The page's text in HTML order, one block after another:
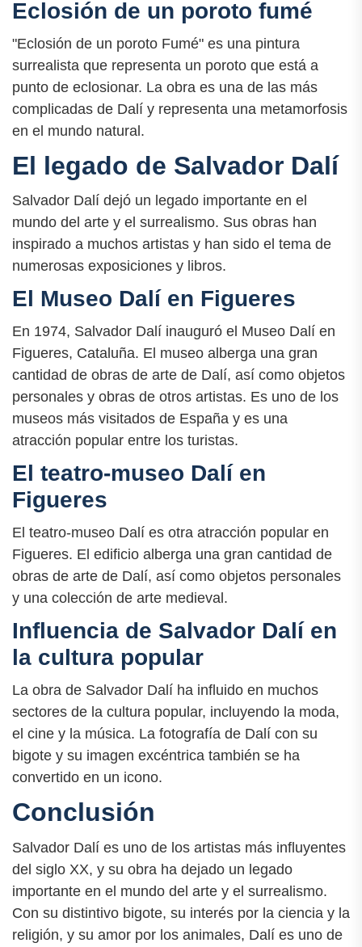
Eclosión de un poroto fumé
"Eclosión de un poroto Fumé" es una pintura
surrealista que representa un poroto que está a
punto de eclosionar. La obra es una de las más
complicadas de Dalí y representa una metamorfosis
en el mundo natural.
El legado de Salvador Dalí
Salvador Dalí dejó un legado importante en el
mundo del arte y el surrealismo. Sus obras han
inspirado a muchos artistas y han sido el tema de
numerosas exposiciones y libros.
El Museo Dalí en Figueres
En 1974, Salvador Dalí inauguró el Museo Dalí en
Figueres, Cataluña. El museo alberga una gran
cantidad de obras de arte de Dalí, así como objetos
personales y obras de otros artistas. Es uno de los
museos más visitados de España y es una
atracción popular entre los turistas.
El teatro-museo Dalí en
Figueres
El teatro-museo Dalí es otra atracción popular en
Figueres. El edificio alberga una gran cantidad de
obras de arte de Dalí, así como objetos personales
y una colección de arte medieval.
Influencia de Salvador Dalí en
la cultura popular
La obra de Salvador Dalí ha influido en muchos
sectores de la cultura popular, incluyendo la moda,
el cine y la música. La fotografía de Dalí con su
bigote y su imagen excéntrica también se ha
convertido en un icono.
Conclusión
Salvador Dalí es uno de los artistas más influyentes
del siglo XX, y su obra ha dejado un legado
importante en el mundo del arte y el surrealismo.
Con su distintivo bigote, su interés por la ciencia y la
religión, y su amor por los animales, Dalí es uno de